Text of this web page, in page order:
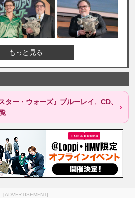
もっと見る
ター・ウォーズ』ブルーレイ、CD、
[ADVERTISEMENT]